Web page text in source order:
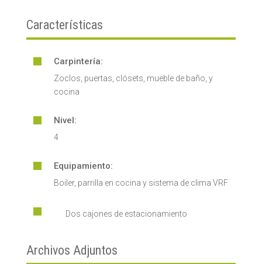
Características
Carpintería:
Zoclos, puertas, clósets, mueble de baño, y
cocina
Nivel:
4
Equipamiento:
Boiler, parrilla en cocina y sistema de clima VRF
Dos cajones de estacionamiento
Archivos Adjuntos